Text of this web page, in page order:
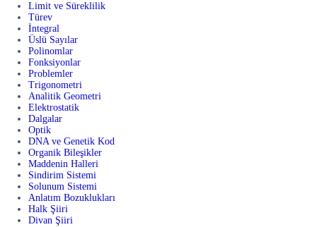
Limit ve Süreklilik
Türev
İntegral
Üslü Sayılar
Polinomlar
Fonksiyonlar
Problemler
Trigonometri
Analitik Geometri
Elektrostatik
Dalgalar
Optik
DNA ve Genetik Kod
Organik Bileşikler
Maddenin Halleri
Sindirim Sistemi
Solunum Sistemi
Anlatım Bozuklukları
Halk Şiiri
Divan Şiiri